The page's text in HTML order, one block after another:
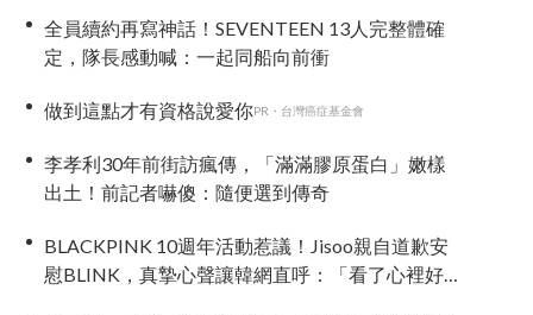
全員續約再寫神話！SEVENTEEN 13人完整體確
定，隊長感動喊：一起同船向前衝
做到這點才有資格說愛你PR・台灣癌症基金會
李孝利30年前街訪瘋傳，「滿滿膠原蛋白」嫩樣
出土！前記者嚇傻：隨便選到傳奇
BLACKPINK 10週年活動惹議！Jisoo親自道歉安
慰BLINK，真摯心聲讓韓網直呼：「看了心裡好